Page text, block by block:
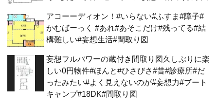
アコーーディオン！#いらない#ふすま#障子#
かむばーっく #あれ#あそこだけ#残ってる#結
構難しい#妄想生活#間取り図
妄想フルパワーの蔵付き間取り図久しぶりに楽
しい0円物件#ほんと#ひさびさ#昔#診療所#だ
ったみたい#よく見えないのが#妄想力#ブート
キャンプ#18DK#間取り図